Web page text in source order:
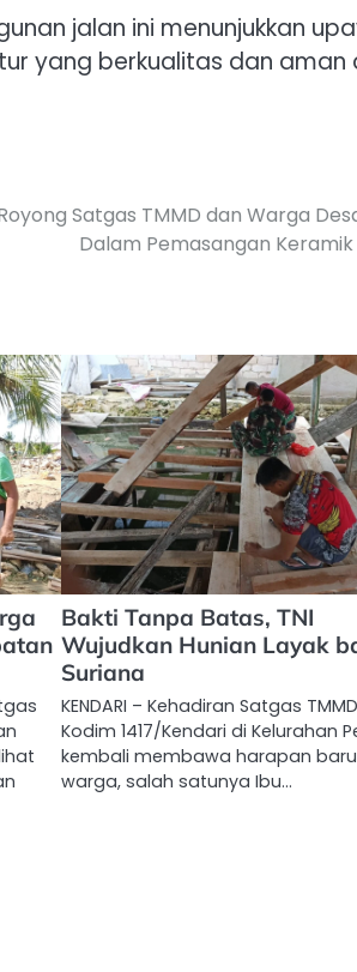
jalan ini menunjukkan
yang berkualitas dan aman
Satgas TMMD dan Warga
Dalam Pemasangan Keramik
Bakti Tanpa Batas, TNI
Wujudkan Hunian Layak
Suriana
KENDARI – Kehadiran Satgas
Kodim 1417/Kendari di Kelurahan
kembali membawa harapan
warga, salah satunya Ibu…